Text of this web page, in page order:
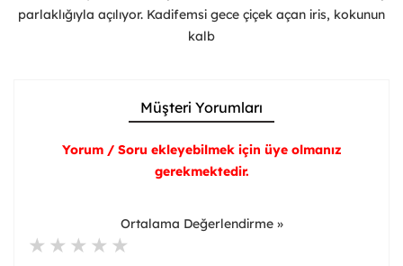
parlaklığıyla açılıyor. Kadifemsi gece çiçek açan iris, kokunun
kalb
Müşteri Yorumları
Yorum / Soru ekleyebilmek için üye olmanız
gerekmektedir.
Ortalama Değerlendirme »